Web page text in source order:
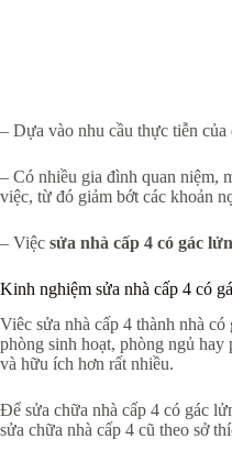
– Dựa vào nhu cầu thực tiễn
– Có nhiều gia đình quan niệm,
việc, từ đó giảm bớt các khoản
– Việc sửa nhà cấp 4 có gác
Kinh nghiệm sửa nhà cấp 4 có
Viêc sửa nhà cấp 4 thành nhà
phòng sinh hoạt, phòng ngủ
và hữu ích hơn rất nhiều.
Để sửa chữa nhà cấp 4 có gác
sửa chữa nhà cấp 4 cũ theo sở